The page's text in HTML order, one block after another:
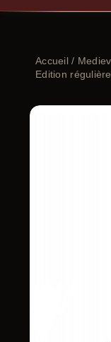
Accueil/
Edition régulière